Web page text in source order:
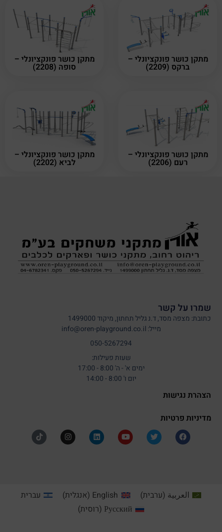
מתקן כושר פונקציונלי –
ברקס (2209)
מתקן כושר פונקציונלי –
סופה (2208)
מתקן כושר פונקציונלי –
רעם (2206)
מתקן כושר פונקציונלי –
לביא (2202)
שמרו על קשר
כתובת: מצפה מסד, ד.נ גליל תחתון, מיקוד 1499000
מייל: info@oren-playground.co.il
050-5267294
שעות פעילות:
ימים א' - ה' 8:00 - 17:00
יום ו' 8:00 - 14:00
הצהרת נגישות
מדיניות פרטיות
العربية (ערבית)
English
(אנגלית)
עברית
Русский
(רוסית)